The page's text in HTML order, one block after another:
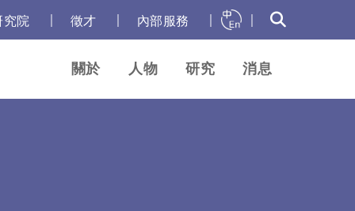
究院 徵才 內部服務
關於 人物 研究 消息